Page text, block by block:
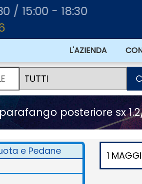
/ 15:00 - 18:30
L'AZIENDA
parafango posteriore sx
e Pedane 1